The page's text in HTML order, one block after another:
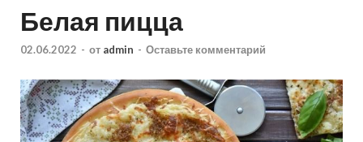
Белая пицца
02.06.2022 - от admin - Оставьте комментарий